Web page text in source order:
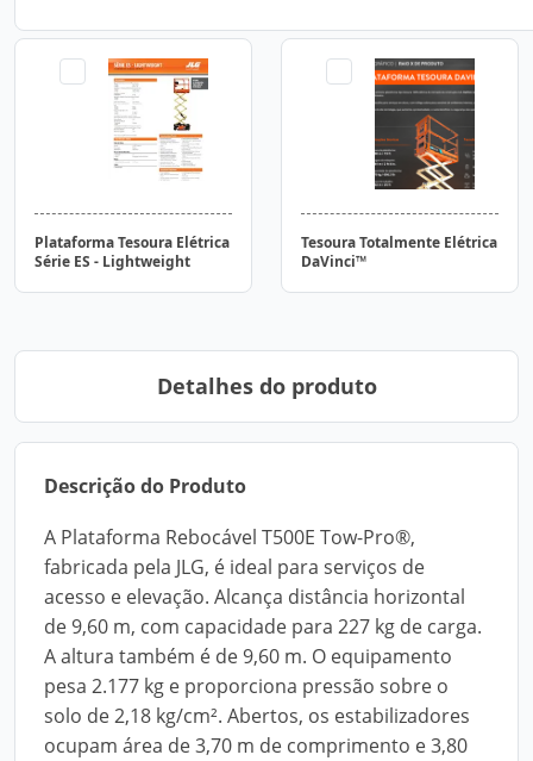
Plataforma Tesoura Elétrica
Série ES - Lightweight
Tesoura Totalmente Elétrica
DaVinci™
Detalhes do produto
Descrição do Produto
A Plataforma Rebocável T500E Tow-Pro®,
fabricada pela JLG, é ideal para serviços de
acesso e elevação. Alcança distância horizontal
de 9,60 m, com capacidade para 227 kg de carga.
A altura também é de 9,60 m. O equipamento
pesa 2.177 kg e proporciona pressão sobre o
solo de 2,18 kg/cm². Abertos, os estabilizadores
ocupam área de 3,70 m de comprimento e 3,80